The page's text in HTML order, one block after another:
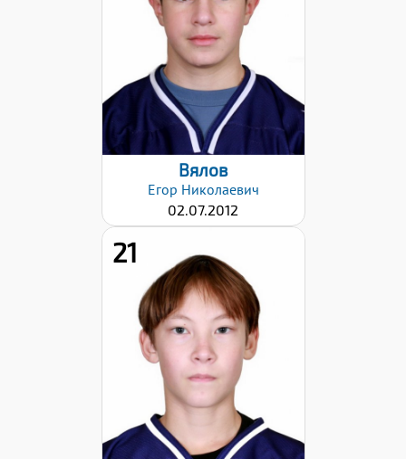
Левый
Дата заявки:
28.01.2026
Вялов
Егор Николаевич
02.07.2012
21
Хват клюшки:
Левый
Дата заявки:
28.01.2026